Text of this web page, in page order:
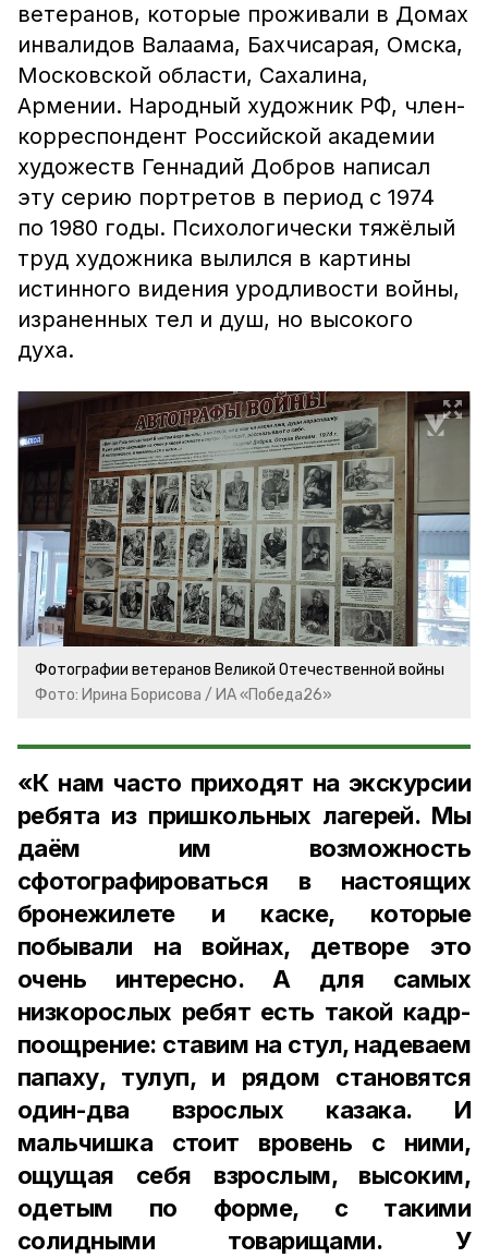
ветеранов, которые проживали в Домах
инвалидов Валаама, Бахчисарая, Омска,
Московской области, Сахалина,
Армении. Народный художник РФ, член-
корреспондент Российской академии
художеств Геннадий Добров написал
эту серию портретов в период с 1974
по 1980 годы. Психологически тяжёлый
труд художника вылился в картины
истинного видения уродливости войны,
израненных тел и душ, но высокого
духа.
Фотографии ветеранов Великой Отечественной войны
Фото: Ирина Борисова / ИА «Победа26»
«К нам часто приходят на экскурсии
ребята из пришкольных лагерей. Мы
даём им возможность
сфотографироваться в настоящих
бронежилете и каске, которые
побывали на войнах, детворе это
очень интересно. А для самых
низкорослых ребят есть такой кадр-
поощрение: ставим на стул, надеваем
папаху, тулуп, и рядом становятся
один-два взрослых казака. И
мальчишка стоит вровень с ними,
ощущая себя взрослым, высоким,
одетым по форме, с такими
солидными товарищами. У